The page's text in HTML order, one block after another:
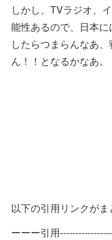
しかし、TVラジオ、
能性あるので、日本
したらつまらんなあ
ん！！となるかなあ。
以下の引用リンクがま
ーーー引用